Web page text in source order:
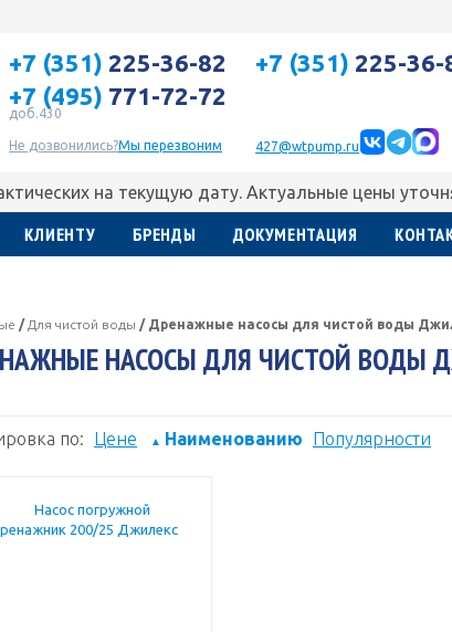
+7 (351) 225-36-82 +7 (351) 225-36-
+7 (495) 771-72-72
доб.430
Не дозвонились?Мы перезвоним 427@wtpump.ru
на текущую дату. Актуальные цены
КЛИЕНТУ БРЕНДЫ ДОКУМЕНТАЦИЯ
/ Для чистой воды / Дренажные насосы для чистой воды
НАСОСЫ ДЛЯ ЧИСТОЙ ВОДЫ
по: Цене ▲ Наименованию Популярности